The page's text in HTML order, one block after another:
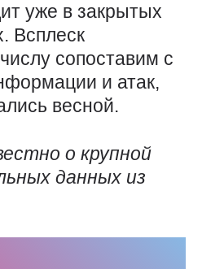
уже в закрытых
Всплеск
сопоставим с
и атак,
весной.
о крупной
данных из